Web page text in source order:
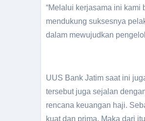
“Melalui kerjasama ini kami
mendukung suksesnya
dalam mewujudkan
UUS Bank Jatim saat ini
tersebut juga sejalan
rencana keuangan haji.
kuat dan prima. Maka dari